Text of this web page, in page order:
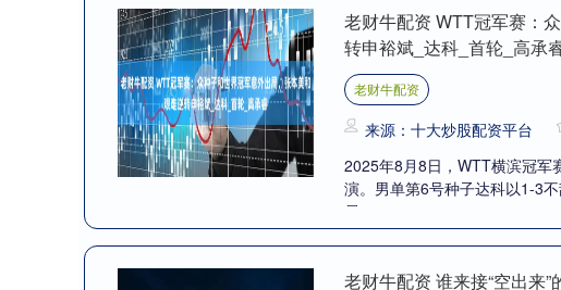
老财牛配资 WTT冠军赛：
转申裕斌_达科_首轮_高承
老财牛配资
来源：十大炒股配资平台
2025年8月8日，WTT横滨冠军
演。男单第6号种子达科以1-3
局....
老财牛配资 谁来接“空出来